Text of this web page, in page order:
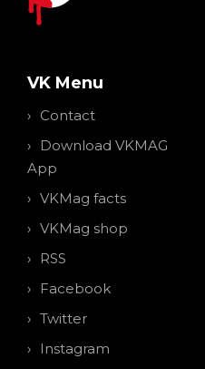
VK Menu
Contact
Download VKMAG
App
VKMag facts
VKMag shop
RSS
Facebook
Twitter
Instagram